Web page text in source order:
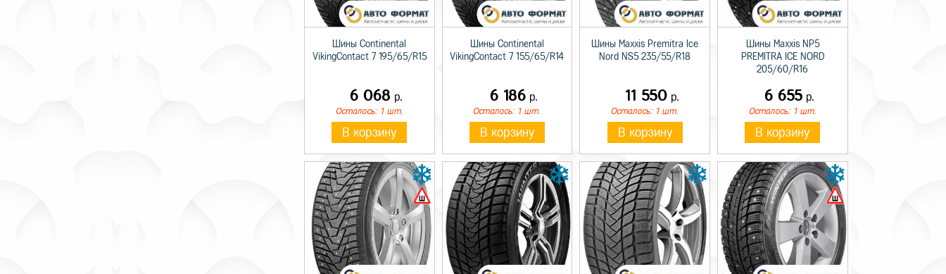
Шины Continental
VikingContact 7 195/65/R15
6 068 р.
Осталось: 1 шт.
В корзину
Шины Continental
VikingContact 7 155/65/R14
6 186 р.
Осталось: 1 шт.
В корзину
Шины Maxxis Premitra Ice
Nord NS5 235/55/R18
11 550р.
Осталось: 1 шт.
В корзину
Шины Maxxis NP5
PREMITRA ICE NORD
205/60/R16
6 655 р.
Осталось: 1 шт.
В корзину